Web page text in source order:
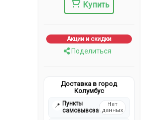
Купить
Акции и скидки
Поделиться
Доставка в город
Колумбус
📍 Пункты
самовывоза
Нет
данных